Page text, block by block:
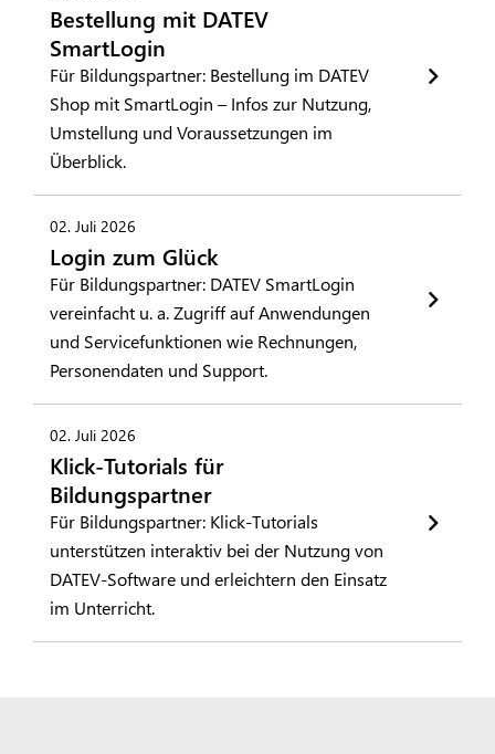
Bestellung mit DATEV
SmartLogin
Für Bildungspartner: Bestellung im DATEV
Shop mit SmartLogin – Infos zur Nutzung,
Umstellung und Voraussetzungen im
Überblick.
02. Juli 2026
Login zum Glück
Für Bildungspartner: DATEV SmartLogin
vereinfacht u. a. Zugriff auf Anwendungen
und Servicefunktionen wie Rechnungen,
Personendaten und Support.
02. Juli 2026
Klick-Tutorials für
Bildungspartner
Für Bildungspartner: Klick-Tutorials
unterstützen interaktiv bei der Nutzung von
DATEV-Software und erleichtern den Einsatz
im Unterricht.